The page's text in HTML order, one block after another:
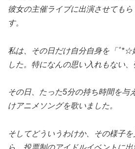
彼女の主催ライブに出演させても
す。
私は、その日だけ自分自身を「ﾟ
した。特になんの思い入れもない、
その日、たった5分の持ち時間を与
けアニメソングを歌いました。
そしてどういうわけか、その様子